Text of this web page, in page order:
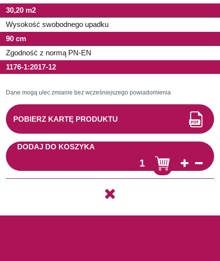
30,20 m2
Wysokość swobodnego upadku
90 cm
Zgodność z normą PN-EN
1176-1:2017-12
Dane mogą ulec zmianie bez wcześniejszego powiadomienia
POBIERZ KARTĘ PRODUKTU
DODAJ DO KOSZYKA